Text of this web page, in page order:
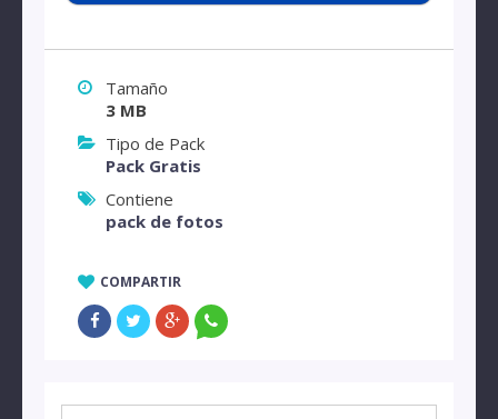
Tamaño
3 MB
Tipo de Pack
Pack Gratis
Contiene
pack de fotos
COMPARTIR